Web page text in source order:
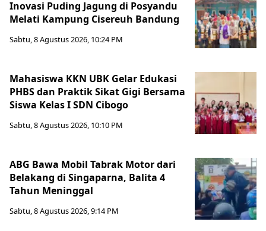
Inovasi Puding Jagung di Posyandu
Melati Kampung Cisereuh Bandung
Sabtu, 8 Agustus 2026, 10:24 PM
Mahasiswa KKN UBK Gelar Edukasi
PHBS dan Praktik Sikat Gigi Bersama
Siswa Kelas I SDN Cibogo
Sabtu, 8 Agustus 2026, 10:10 PM
ABG Bawa Mobil Tabrak Motor dari
Belakang di Singaparna, Balita 4
Tahun Meninggal
Sabtu, 8 Agustus 2026, 9:14 PM